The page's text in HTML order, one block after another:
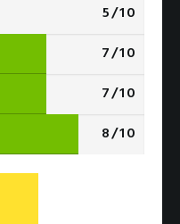
5/10
7/10
7/10
8/10